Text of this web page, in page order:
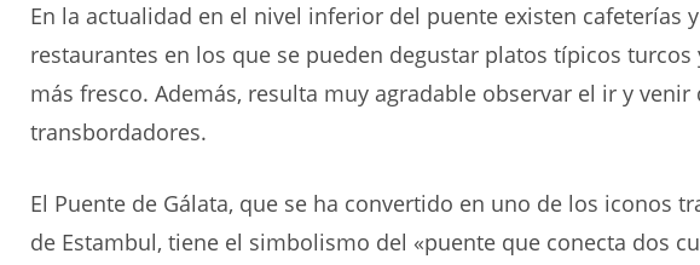
En la actualidad en el nivel inferior del puente existen cafeterías y
restaurantes en los que se pueden degustar platos típicos turcos
más fresco. Además, resulta muy agradable observar el ir y venir
transbordadores.
El Puente de Gálata, que se ha convertido en uno de los iconos
de Estambul, tiene el simbolismo del «puente que conecta dos